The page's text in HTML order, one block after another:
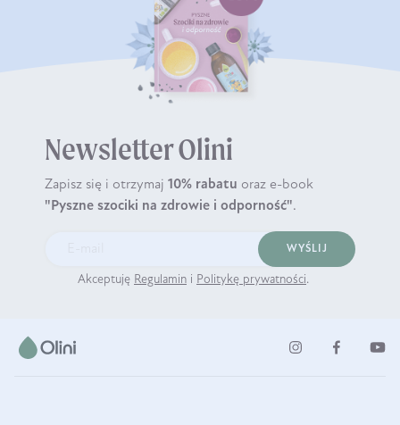
Newsletter Olini
Zapisz się i otrzymaj 10% rabatu oraz e-book
"Pyszne szociki na zdrowie i odporność".
WYŚLIJ
Akceptuję Regulamin i Politykę prywatności.